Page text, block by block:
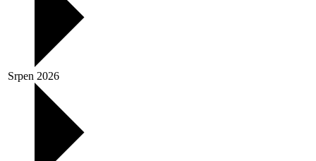
Srpen 2026